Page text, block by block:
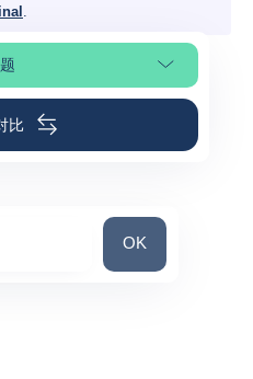
.
页面
比
搜索国家/地区
OK